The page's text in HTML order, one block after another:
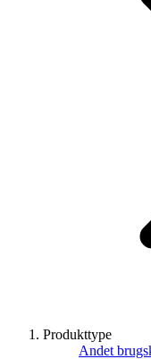
Produkttype
Andet